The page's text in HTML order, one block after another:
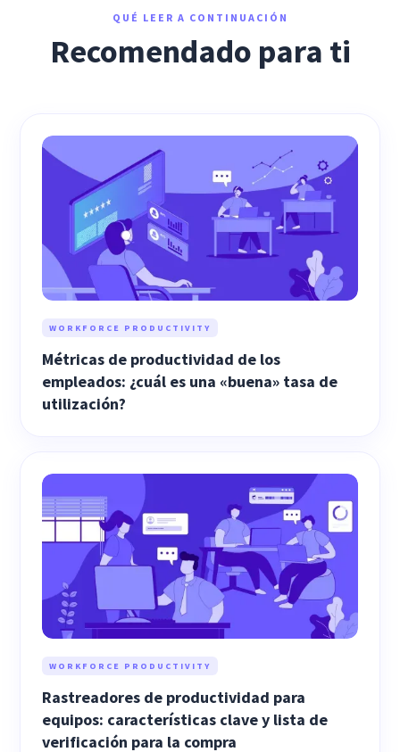
QUÉ LEER A CONTINUACIÓN
Recomendado para ti
WORKFORCE PRODUCTIVITY
Métricas de productividad de los
empleados: ¿cuál es una «buena» tasa de
utilización?
WORKFORCE PRODUCTIVITY
Rastreadores de productividad para
equipos: características clave y lista de
verificación para la compra